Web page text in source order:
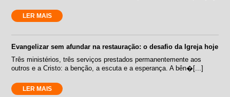
LER MAIS
Evangelizar sem afundar na restauração: o desafio da Igreja hoje
Três ministérios, três serviços prestados permanentemente aos
outros e a Cristo: a benção, a escuta e a esperança. A bên�[...]
LER MAIS